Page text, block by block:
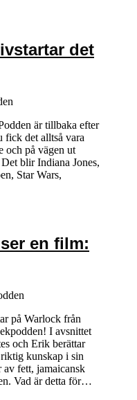
det
är tillbaka efter
fick det alltså vara
och på vägen ut
blir Indiana Jones,
Star Wars,
en film:
på Warlock från
I avsnittet
och Erik berättar
kunskap i sin
fett, jamaicansk
Vad är detta för…